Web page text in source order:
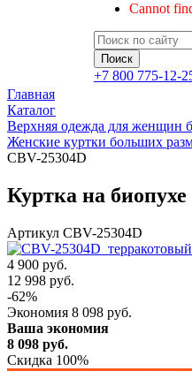
Cannot
+7 800 775-12-
Главная
Каталог
Верхняя одежда для женщин
Женские куртки больших
CBV-25304D
Куртка на биопухе
Артикул CBV-25304D
4 900 руб.
12 998 руб.
-62%
Экономия 8 098 руб.
Ваша экономия
8 098 руб.
Скидка 100%